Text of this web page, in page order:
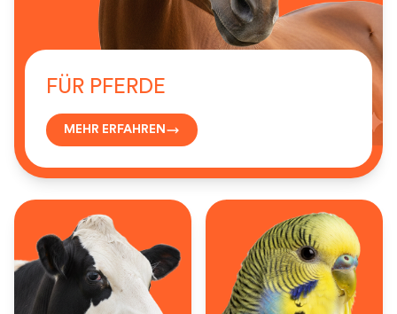
FÜR PFERDE
MEHR ERFAHREN